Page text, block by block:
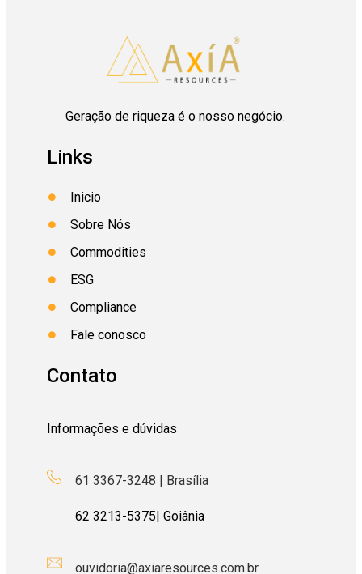
Geração de riqueza é o nosso negócio.
Links
Inicio
Sobre Nós
Commodities
ESG
Compliance
Fale conosco
Contato
Informações e dúvidas
61 3367-3248 | Brasília
62 3213-5375| Goiânia
ouvidoria@axiaresources.com.br